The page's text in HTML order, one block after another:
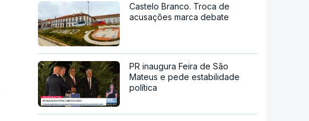
Castelo Branco. Troca de
acusações marca debate
PR inaugura Feira de São
Mateus e pede estabilidade
política